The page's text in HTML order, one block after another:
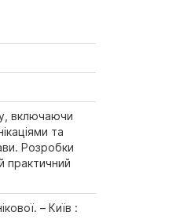
включаючи
та
Розробки
практичний
– Київ :